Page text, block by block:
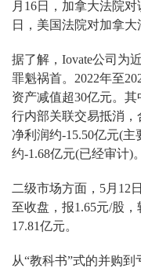
月16日，加拿大法院
日，美国法院对加拿大
据了解，Iovate公司为
罪魁祸首。2022年至
资产减值超30亿元。其
行内部关联交易抵消，
净利润约-15.50亿元(
约-1.68亿元(已经审计)。
二级市场方面，5月12
至收盘，报1.65元/股
17.81亿元。
从“教科书”式的并购